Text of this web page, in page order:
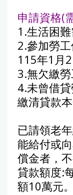
申請資格(
1.生活困難
2.參加勞
115年1月2
3.無欠繳勞
4.未曾借
繳清貸款本
已請領老
能給付或
償金者，不
貸款額度:
額10萬元。